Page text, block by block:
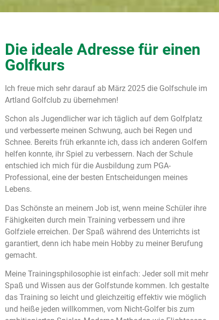
Die ideale Adresse für einen
Golfkurs
Ich freue mich sehr darauf ab März 2025 die Golfschule im
Artland Golfclub zu übernehmen!
Schon als Jugendlicher war ich täglich auf dem Golfplatz
und verbesserte meinen Schwung, auch bei Regen und
Schnee. Bereits früh erkannte ich, dass ich anderen Golfern
helfen konnte, ihr Spiel zu verbessern. Nach der Schule
entschied ich mich für die Ausbildung zum PGA-
Professional, eine der besten Entscheidungen meines
Lebens.
Das Schönste an meinem Job ist, wenn meine Schüler ihre
Fähigkeiten durch mein Training verbessern und ihre
Golfziele erreichen. Der Spaß während des Unterrichts ist
garantiert, denn ich habe mein Hobby zu meiner Berufung
gemacht.
Meine Trainingsphilosophie ist einfach: Jeder soll mit mehr
Spaß und Wissen aus der Golfstunde kommen. Ich gestalte
das Training so leicht und gleichzeitig effektiv wie möglich
und heiße jeden willkommen, vom Nicht-Golfer bis zum